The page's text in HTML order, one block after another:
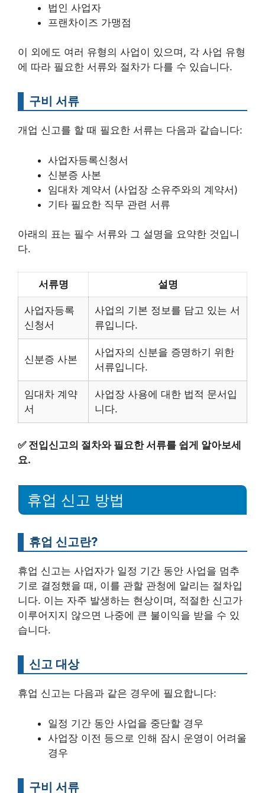
법인 사업자
프랜차이즈 가맹점
이 외에도 여러 유형의 사업이 있으며, 각 사업 유형
에 따라 필요한 서류와 절차가 다를 수 있습니다.
구비 서류
개업 신고를 할 때 필요한 서류는 다음과 같습니다:
사업자등록신청서
신분증 사본
임대차 계약서 (사업장 소유주와의 계약서)
기타 필요한 직무 관련 서류
아래의 표는 필수 서류와 그 설명을 요약한 것입니
다.
서류명 설명
사업자등록
신청서
사업의 기본 정보를 담고 있는 서
류입니다.
신분증 사본
사업자의 신분을 증명하기 위한
서류입니다.
임대차 계약
서
사업장 사용에 대한 법적 문서입
니다.
✅ 전입신고의 절차와 필요한 서류를 쉽게 알아보세
요.
휴업 신고 방법
휴업 신고란?
휴업 신고는 사업자가 일정 기간 동안 사업을 멈추
기로 결정했을 때, 이를 관할 관청에 알리는 절차입
니다. 이는 자주 발생하는 현상이며, 적절한 신고가
이루어지지 않으면 나중에 큰 불이익을 받을 수 있
습니다.
신고 대상
휴업 신고는 다음과 같은 경우에 필요합니다:
일정 기간 동안 사업을 중단할 경우
사업장 이전 등으로 인해 잠시 운영이 어려울
경우
구비 서류